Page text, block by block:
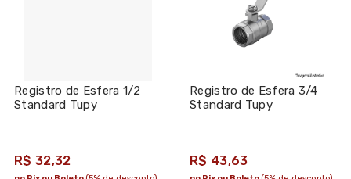
Registro de Esfera 1/2
Standard Tupy
R$ 32,32
Registro de Esfera 3/4
Standard Tupy
R$ 43,63